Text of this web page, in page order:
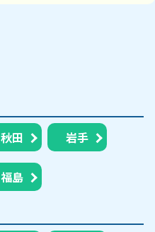
秋田 岩手
福島